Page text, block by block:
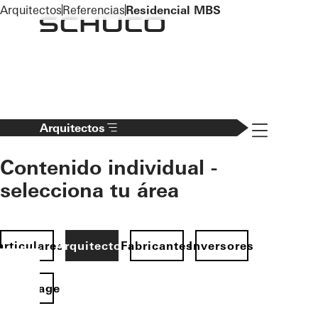
To the main content
Arquitectos
Contenido individual -
selecciona tu área
ArquitectosFabricantesInversores
Navigation
ArquitectosReferenciasResidencial MBS